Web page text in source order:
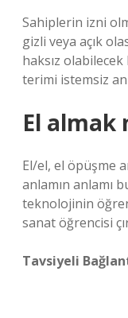
Sahiplerin izni
gizli veya açık
haksız
terimi istemsiz
El almak
El/el, el öpüşme
anlamın anlamı
teknolojinin
sanat öğrencisi
Tavsiyeli